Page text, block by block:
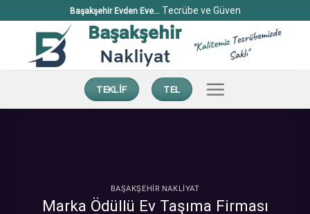
atla
Başakşehir Evden Eve... Tecrübe ve Güven
TEKLİF TEL
BAŞAKŞEHİR NAKLİYAT
Marka Ödüllü Ev Taşıma Firması